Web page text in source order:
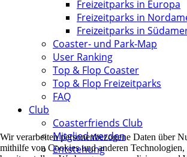
Freizeitparks in Europa
Freizeitparks in
Freizeitparks in
Coaster- und Park-Map
User Ranking
Top & Flop Coaster
Top & Flop Freizeitparks
FAQ
Club
Coasterfriends Club
Mitglied werden
Entstehung
Wir verarbeiten personenbezogene Daten über
mithilfe von Cookies und anderen Technologien,